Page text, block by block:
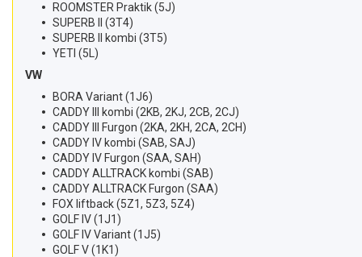
ROOMSTER Praktik (5J)
SUPERB II (3T4)
SUPERB II kombi (3T5)
YETI (5L)
VW
BORA Variant (1J6)
CADDY III kombi (2KB, 2KJ, 2CB, 2CJ)
CADDY III Furgon (2KA, 2KH, 2CA, 2CH)
CADDY IV kombi (SAB, SAJ)
CADDY IV Furgon (SAA, SAH)
CADDY ALLTRACK kombi (SAB)
CADDY ALLTRACK Furgon (SAA)
FOX liftback (5Z1, 5Z3, 5Z4)
GOLF IV (1J1)
GOLF IV Variant (1J5)
GOLF V (1K1)